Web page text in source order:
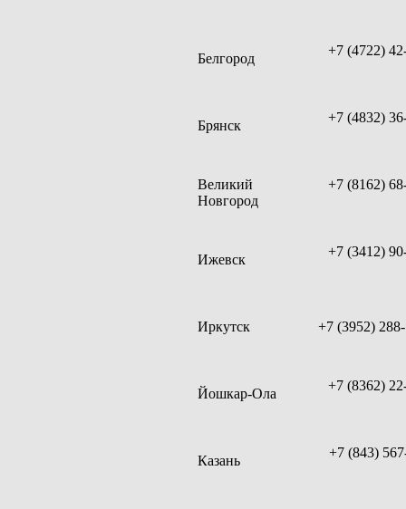
Белгород
+7 (4722)
Брянск
+7 (4832)
Великий
Новгород
+7 (8162)
Ижевск
+7 (3412)
Иркутск +7 (3952)
Йошкар-Ола
+7 (8362)
Казань
+7 (843)